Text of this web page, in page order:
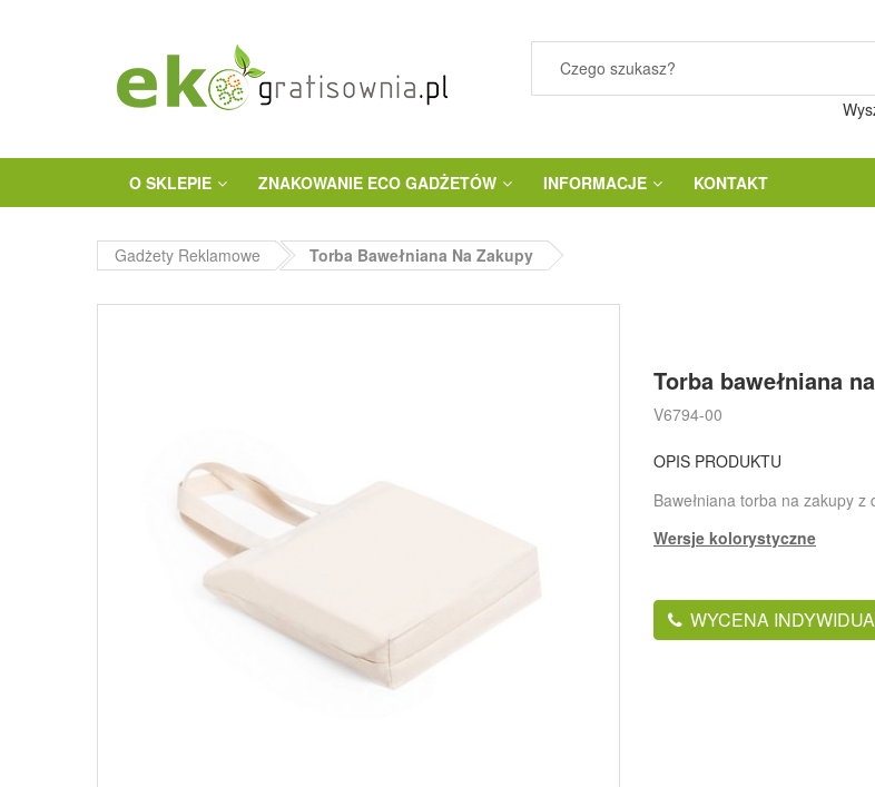
O SKLEPIE ZNAKOWANIE ECO GADŻETÓW INFORMACJE KONTAKT
Gadżety Reklamowe Torba Bawełniana Na Zakupy
Torba bawełniana
V6794-00
OPIS PRODUKTU
Bawełniana torba na zakupy z
Wersje kolorystyczne
WYCENA